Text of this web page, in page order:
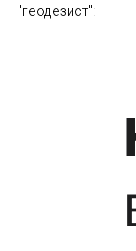
"геодезист":